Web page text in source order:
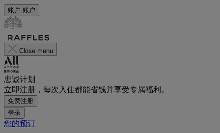
账户 账户
Close menu
忠诚计划
立即注册，每次入住都能省钱并享受专属福利。
免费注册
登录
您的预订